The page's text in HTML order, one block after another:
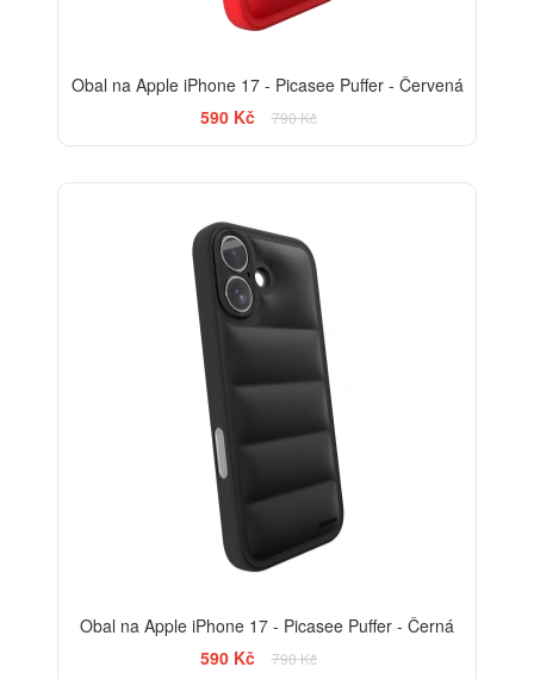
Obal na Apple iPhone 17 - Picasee Puffer - Červená
590 Kč
790 Kč
Obal na Apple iPhone 17 - Picasee Puffer - Černá
590 Kč
790 Kč